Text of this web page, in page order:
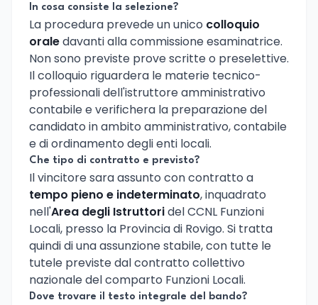
In cosa consiste la selezione?
La procedura prevede un unico colloquio
oraledavanti alla commissione esaminatrice.
Non sono previste prove scritte o preselettive.
Il colloquio riguardera le materie tecnico-
professionali dell'istruttore amministrativo
contabile e verifichera la preparazione del
candidato in ambito amministrativo, contabile
e di ordinamento degli enti locali.
Che tipo di contratto e previsto?
Il vincitore sara assunto con contratto a
tempo pieno e indeterminato, inquadrato
nell'Area degli Istruttoridel CCNL Funzioni
Locali, presso la Provincia di Rovigo. Si tratta
quindi di una assunzione stabile, con tutte le
tutele previste dal contratto collettivo
nazionale del comparto Funzioni Locali.
Dove trovare il testo integrale del bando?